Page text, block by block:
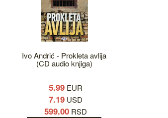
Ivo Andrić - Prokleta avlija
(CD audio knjiga)
5.99EUR
7.19USD
599.00RSD